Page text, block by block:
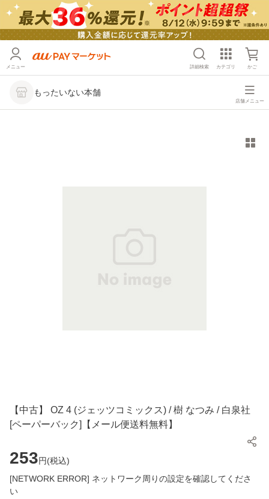
メニュー 詳細検索 カテゴリ かご
もったいない本舗
店舗メニュー
【中古】 OZ 4 (ジェッツコミックス) / 樹 なつみ / 白泉社
[ペーパーバック]【メール便送料無料】
253円(税込)
[NETWORK ERROR] ネットワーク周りの設定を確認してくださ
い